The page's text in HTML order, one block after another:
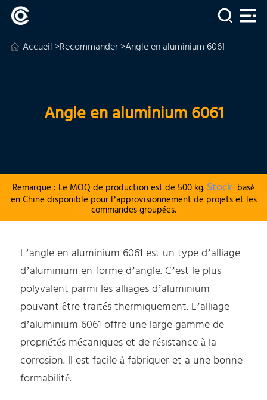
Accueil>Recommander>Angle en aluminium 6061
Angle en aluminium 6061
Remarque : Le MOQ de production est de 500 kg. Stock basé
en Chine disponible pour l’approvisionnement de projets et les
commandes groupées.
L’angle en aluminium 6061 est un type d’alliage
d’aluminium en forme d’angle. C’est le plus
polyvalent parmi les alliages d’aluminium
pouvant être traités thermiquement. L’alliage
d’aluminium 6061 offre une large gamme de
propriétés mécaniques et de résistance à la
corrosion. Il est facile à fabriquer et a une bonne
formabilité.